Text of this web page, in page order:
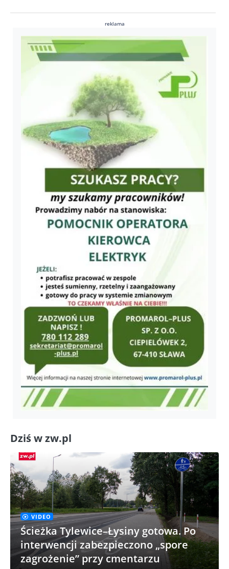
reklama
Dziś w zw.pl
VIDEO
Ścieżka Tylewice–Łysiny gotowa. Po
interwencji zabezpieczono „spore
zagrożenie” przy cmentarzu